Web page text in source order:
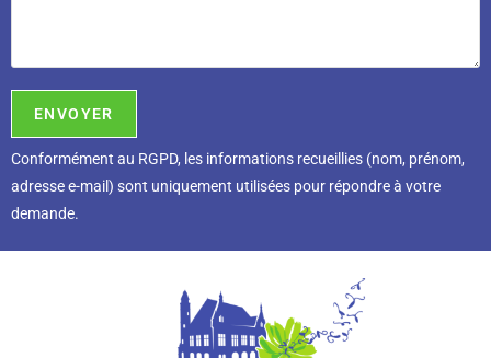
Conformément au RGPD, l es informations recueillies (nom, prénom,
adresse e-mail) sont uniquement utilisées pour répondre à votre
demande.